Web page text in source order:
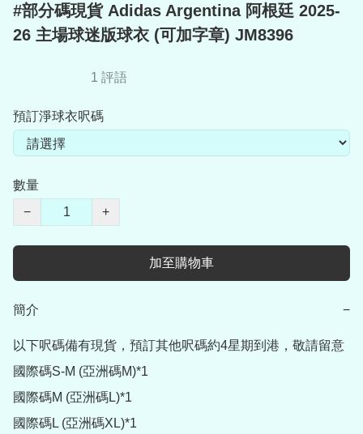
#部分碼現貨 Adidas Argentina 阿根廷 2025-
26 主場球迷版球衣 (可加字章) JM8396
1 評語
預訂淨球衣呎碼
數量
−
+
加至購物車
簡介 −
以下呎碼備有現貨，預訂其他呎碼約4星期到港，敬請留意
國際碼S-M (亞洲碼M)*1
國際碼M (亞洲碼L)*1
國際碼L (亞洲碼XL)*1